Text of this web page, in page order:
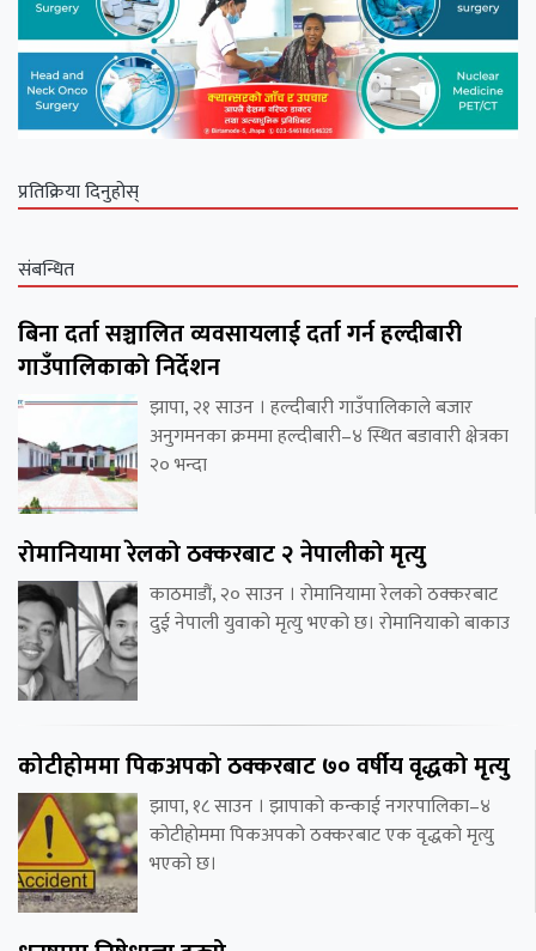
प्रतिक्रिया दिनुहोस्
संबन्धित
बिना दर्ता सञ्चालित व्यवसायलाई दर्ता गर्न हल्दीबारी
गाउँपालिकाको निर्देशन
झापा, २१ साउन । हल्दीबारी गाउँपालिकाले बजार
अनुगमनका क्रममा हल्दीबारी–४ स्थित बडावारी क्षेत्रका
२० भन्दा
रोमानियामा रेलको ठक्करबाट २ नेपालीको मृत्यु
काठमाडौं, २० साउन । रोमानियामा रेलको ठक्करबाट
दुई नेपाली युवाको मृत्यु भएको छ। रोमानियाको बाकाउ
कोटीहोममा पिकअपको ठक्करबाट ७० वर्षीय वृद्धको मृत्यु
झापा, १८ साउन । झापाको कन्काई नगरपालिका–४
कोटीहोममा पिकअपको ठक्करबाट एक वृद्धको मृत्यु
भएको छ।